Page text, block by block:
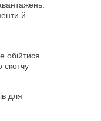
й
обійтися
скотчу
для